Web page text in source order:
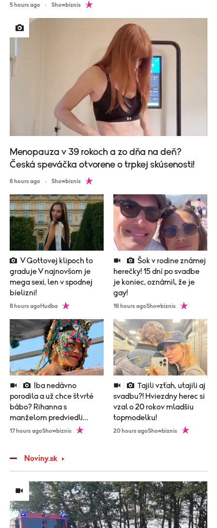
5 hours ago Showbiznis
Menopauza v 39 rokoch a zo dňa na deň?
Česká speváčka otvorene o trpkej skúsenosti!
6 hours ago Showbiznis
graduje V najnovšom je
mega sexi, len v spodnej
bielizni!
8 hours agoHudba
herečky! 15 dní po svadbe
je koniec, oznámil, že je
gay!
16 hours agoShowbiznis
porodila a už chce štvrté
bábo? Rihanna s
manželom predviedli
poriadne nemravný tanec!
17 hours agoShowbiznis
svadbu?! Hviezdny herec si
vzal o 20 rokov mladšiu
topmodelku!
20 hours agoShowbiznis
Noviny.sk